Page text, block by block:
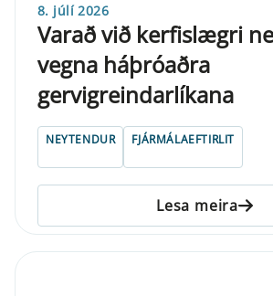
8. júlí 2026
Varað við kerfislægri
vegna háþróaðra
gervigreindarlíkana
NEYTENDUR FJÁRMÁLAEFTIRLIT
Lesa meira